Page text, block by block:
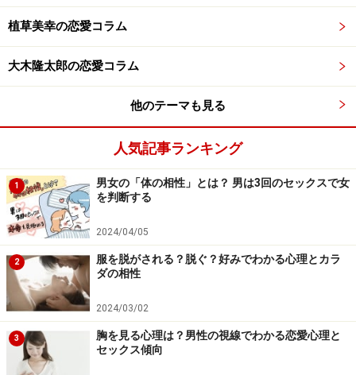
植草美幸の恋愛コラム
大木隆太郎の恋愛コラム
他のテーマも見る
人気記事ランキング
1
男女の「体の相性」とは？ 男は3回のセックスで女
を判断する
2024/04/05
2
服を脱がされる？脱ぐ？好みでわかる心理とカラ
ダの相性
2024/03/02
3
胸を見る心理は？男性の視線でわかる恋愛心理と
セックス傾向